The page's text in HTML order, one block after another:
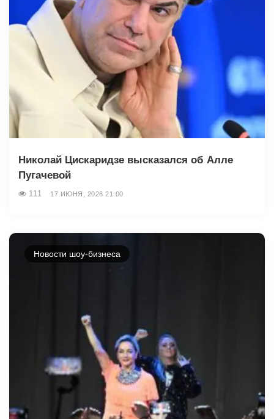
Николай Цискаридзе высказался об Алле
Пугачевой
111 17 ИЮНЯ, 2026 21:00
Новости шоу-бизнеса